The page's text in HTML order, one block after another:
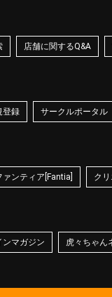
店舗に関するQ&A
登録 サークルポータル
ァンティア[Fantia] ク
ンマガジン 虎々ちゃん